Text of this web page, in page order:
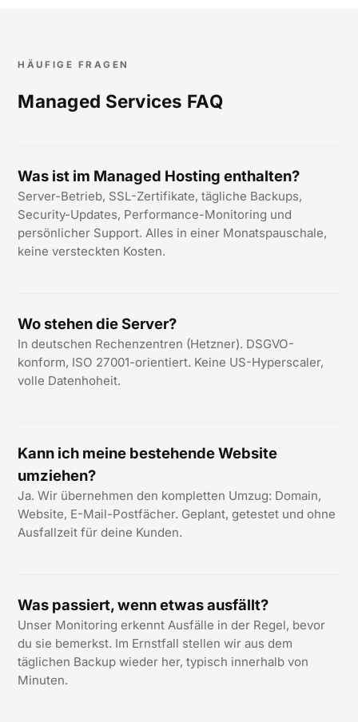
HÄUFIGE FRAGEN
Managed Services FAQ
Was ist im Managed Hosting enthalten?
Server-Betrieb, SSL-Zertifikate, tägliche Backups,
Security-Updates, Performance-Monitoring und
persönlicher Support. Alles in einer Monatspauschale,
keine versteckten Kosten.
Wo stehen die Server?
In deutschen Rechenzentren (Hetzner). DSGVO-
konform, ISO 27001-orientiert. Keine US-Hyperscaler,
volle Datenhoheit.
Kann ich meine bestehende Website
umziehen?
Ja. Wir übernehmen den kompletten Umzug: Domain,
Website, E-Mail-Postfächer. Geplant, getestet und ohne
Ausfallzeit für deine Kunden.
Was passiert, wenn etwas ausfällt?
Unser Monitoring erkennt Ausfälle in der Regel, bevor
du sie bemerkst. Im Ernstfall stellen wir aus dem
täglichen Backup wieder her, typisch innerhalb von
Minuten.